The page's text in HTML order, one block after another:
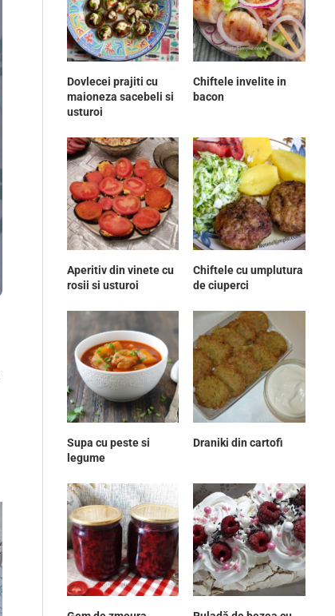
Dovlecei prajiti cu
maioneza sacebeli si
usturoi
Chiftele invelite in
bacon
Aperitiv din vinete cu
rosii si usturoi
Chiftele cu umplutura
de ciuperci
Supa cu peste si
legume
Draniki din cartofi